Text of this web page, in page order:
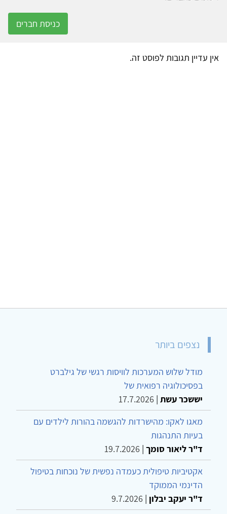
כניסת חברים
אין עדיין תגובות לפוסט זה.
נצפים ביותר
מודל שלוש המערכות לוויסות רגשי של גילברט
בפסיכולוגיה רפואית של
יששכר עשת |
17.7.2026
מאגו לאקו: מהישרדות להגשמה בהורות לילדים עם
בעיות התנהגות
ד"ר ליאור סומך |
19.7.2026
אקטיביות טיפולית כעמדה נפשית של נוכחות בטיפול
הדינמי הממוקד
ד"ר יעקב יבלון |
9.7.2026